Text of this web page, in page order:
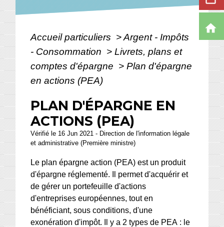
Accueil particuliers >Argent - Impôts
- Consommation > Livrets, plans et
comptes d'épargne > Plan d'épargne
en actions (PEA)
PLAN D'ÉPARGNE EN
ACTIONS (PEA)
Vérifié le 16 Jun 2021 - Direction de l'information légale
et administrative (Première ministre)
Le plan épargne action (PEA) est un produit
d'épargne réglementé. Il permet d'acquérir et
de gérer un portefeuille d'actions
d'entreprises européennes, tout en
bénéficiant, sous conditions, d'une
exonération d'impôt. Il y a 2 types de PEA : le
home